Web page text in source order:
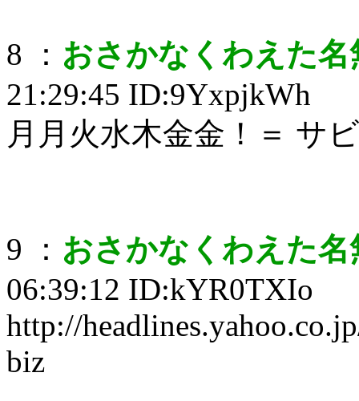
8 ： おさかなくわえた
21:29:45 ID:9YxpjkWh
月月火水木金金！＝ サ
9 ： おさかなくわえた
06:39:12 ID:kYR0TXIo
http://
biz